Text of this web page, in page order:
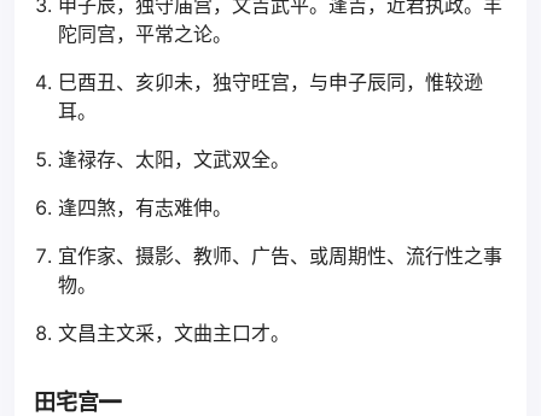
申子辰，独守庙宫，文吉武平。逢吉，近君执政。羊
陀同宫，平常之论。
巳酉丑、亥卯未，独守旺宫，与申子辰同，惟较逊
耳。
逢禄存、太阳，文武双全。
逢四煞，有志难伸。
宜作家、摄影、教师、广告、或周期性、流行性之事
物。
文昌主文采，文曲主口才。
田宅宫━